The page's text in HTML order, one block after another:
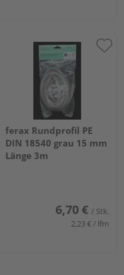
ferax Rundprofil PE
DIN 18540 grau 15 mm
Länge 3m
6,70 € / Stk.
2,23 € / lfm